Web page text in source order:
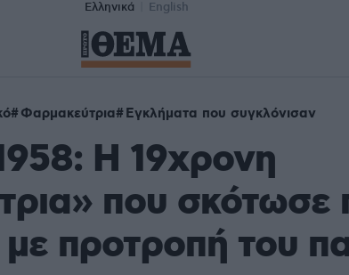
Ελληνικά English
Φαρμακεύτρια Εγκλήματα που συγκλόνισαν
Η 19χρονη
που σκότωσε
προτροπή του